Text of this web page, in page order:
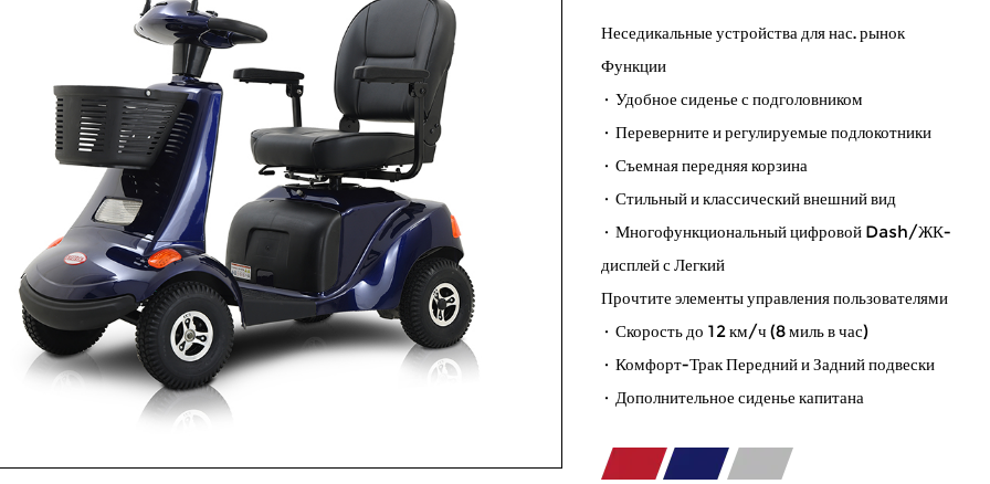
Неседикальные устройства для нас. рынок
Функции
· Удобное сиденье с подголовником
· Переверните и регулируемые подлокотники
· Съемная передняя корзина
· Стильный и классический внешний вид
· Многофункциональный цифровой Dash/ЖК-
дисплей с Легкий
Прочтите элементы управления пользователями
· Скорость до 12 км/ч (8 миль в час)
· Комфорт-Трак Передний и Задний подвески
· Дополнительное сиденье капитана